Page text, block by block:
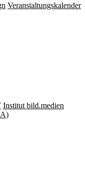
Veranstaltungskalender
Institut bild.medien